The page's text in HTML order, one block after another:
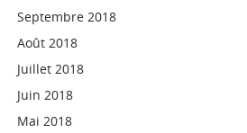
Septembre 2018
Août 2018
Juillet 2018
Juin 2018
Mai 2018